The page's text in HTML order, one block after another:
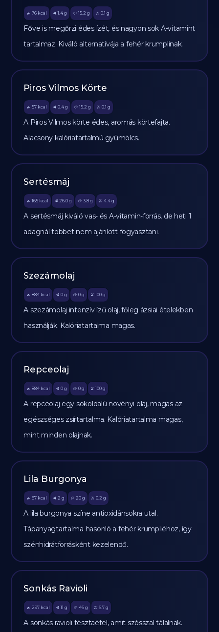
🔥 76 kcal 🥩 1.4 g 🥔 15.2 g 🫒 0.1 g
Főve is megőrzi édes ízét, és nagyon sok A-vitamint
tartalmaz. Kiváló alternatívája a fehér krumplinak.
Piros Vilmos Körte
🔥 57 kcal 🥩 0.4 g 🥔 15.2 g 🫒 0.1 g
A Piros Vilmos körte édes, aromás körtefajta.
Alacsony kalóriatartalmú gyümölcs.
Sertésmáj
🔥 165 kcal 🥩 26.0 g 🥔 3.8g 🫒 4.4 g
A sertésmáj kiváló vas- és A-vitamin-forrás, de heti 1
adagnál többet nem ajánlott fogyasztani.
Szezámolaj
🔥 884 kcal 🥩 0 g 🥔 0g 🫒 100 g
A szezámolaj intenzív ízű olaj, főleg ázsiai ételekben
használják. Kalóriatartalma magas.
Repceolaj
🔥 884 kcal 🥩 0 g 🥔 0g 🫒 100 g
A repceolaj egy sokoldalú növényi olaj, magas az
egészséges zsírtartalma. Kalóriatartalma magas,
mint minden olajnak.
Lila Burgonya
🔥 87 kcal 🥩 2 g 🥔 20g 🫒 0.2 g
A lila burgonya színe antioxidánsokra utal.
Tápanyagtartalma hasonló a fehér krumpliéhoz, így
szénhidrátforrásként kezelendő.
Sonkás Ravioli
🔥 297 kcal 🥩 11 g 🥔 46g 🫒 6.7 g
A sonkás ravioli tésztaétel, amit szósszal tálalnak.